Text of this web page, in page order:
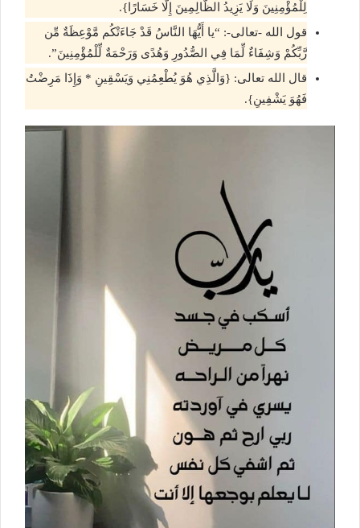
لِلْمُؤْمِنِينَ وَلَا يَزِيدُ الظَّالِمِينَ إِلَّا خَسَارًا}.
قول الله -تعالى-: “يا أَيُّهَا النَّاسُ قَدْ جَاءَتْكُم مَّوْعِظَةٌ مِّن
رَّبِّكُمْ وَشِفَاءٌ لِّمَا فِي الصُّدُورِ وَهُدًى وَرَحْمَةٌ لِّلْمُؤْمِنِينَ”.
قال الله تعالى: {وَالَّذِي هُوَ يُطْعِمُنِي وَيَسْقِينِ * وَإِذَا مَرِضْتُ
فَهُوَ يَشْفِينِ}.